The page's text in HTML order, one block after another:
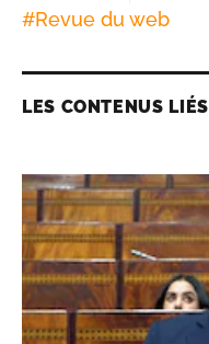
#Revue du web
LES CONTENUS LIÉS